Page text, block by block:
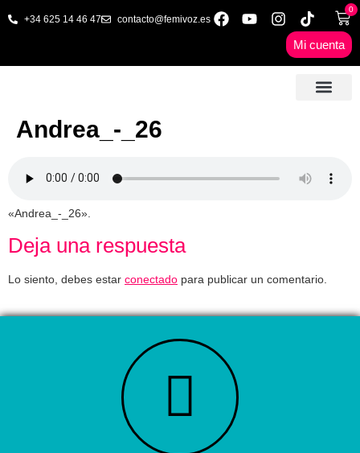
+34 625 14 46 47 contacto@femivoz.es
0
Mi cuenta
Andrea_-_26
«Andrea_-_26».
Deja una respuesta
Lo siento, debes estar conectado para publicar un comentario.